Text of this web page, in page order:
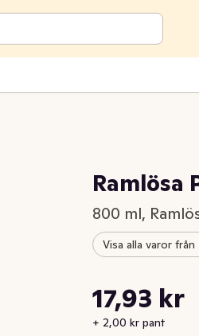
Ramlösa
800 ml,
Visa alla varor från
Nuvarande pris är:
17,93 kr
+ 2,00 kr pant
Styckpris: 22,41 kr /l